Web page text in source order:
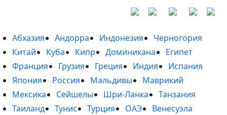
Абхазия Андорра Индонезия
Черногория
Китай
Куба Кипр Доминикана
Египет
Франция
Грузия Греция Индия
Испания
Япония
Россия Мальдивы
Маврикий
Мексика
Сейшелы Шри-Ланка
Танзания
Таиланд
Тунис Турция ОАЭ
Венесуэла